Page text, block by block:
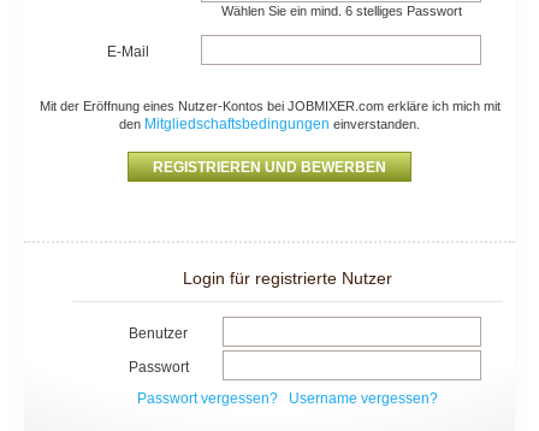
Wählen Sie ein mind. 6 stelliges Passwort
E-Mail
Mit der Eröffnung eines Nutzer-Kontos bei JOBMIXER.com erkläre ich mich mit
den Mitgliedschaftsbedingungen einverstanden.
Login für registrierte Nutzer
Benutzer
Passwort
Passwort vergessen?
Username vergessen?